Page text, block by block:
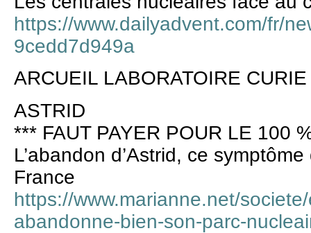
https://www.dailyadvent.com/fr/
9cedd7d949a
ARCUEIL LABORATOIRE CURIE
ASTRID
*** FAUT PAYER POUR LE 100
L’abandon d’Astrid, ce
France
https://www.marianne.net/
abandonne-bien-son-parc-